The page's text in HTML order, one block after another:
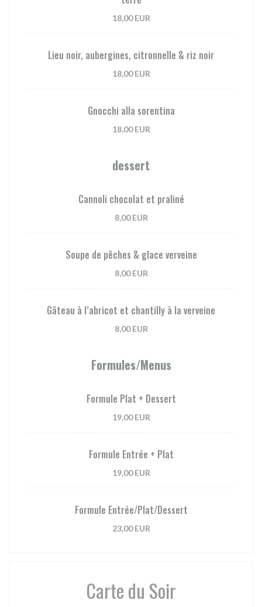
18,00 EUR
Lieu noir, aubergines, citronnelle & riz noir
18,00 EUR
Gnocchi alla sorentina
18,00 EUR
dessert
Cannoli chocolat et praliné
8,00 EUR
Soupe de pêches & glace verveine
8,00 EUR
Gâteau à l’abricot et chantilly à la verveine
8,00 EUR
Formules/Menus
Formule Plat + Dessert
19,00 EUR
Formule Entrée + Plat
19,00 EUR
Formule Entrée/Plat/Dessert
23,00 EUR
Carte du Soir